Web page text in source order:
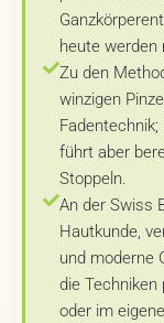
heute werden
Zu den
winzigen
führt aber
Stoppeln.
An der Swiss
Hautkunde,
und moderne
die
oder im